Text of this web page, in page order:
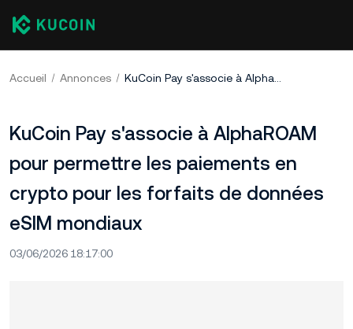
Accueil Annonces KuCoin Pay s'associe à AlphaROAM pour permettre les paiements en crypto pour les forfaits de données eSIM mondiaux
KuCoin Pay s'associe à AlphaROAM
pour permettre les paiements en
crypto pour les forfaits de données
eSIM mondiaux
03/06/2026 18:17:00